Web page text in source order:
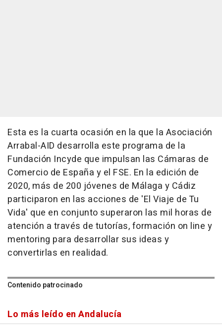
Esta es la cuarta ocasión en la que la Asociación
Arrabal-AID desarrolla este programa de la
Fundación Incyde que impulsan las Cámaras de
Comercio de España y el FSE. En la edición de
2020, más de 200 jóvenes de Málaga y Cádiz
participaron en las acciones de 'El Viaje de Tu
Vida' que en conjunto superaron las mil horas de
atención a través de tutorías, formación on line y
mentoring para desarrollar sus ideas y
convertirlas en realidad.
Contenido patrocinado
Lo más leído en Andalucía